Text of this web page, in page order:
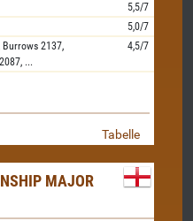
5,5/7
5,0/7
Burrows 2137,
2087, ...
4,5/7
Tabelle
MAJOR